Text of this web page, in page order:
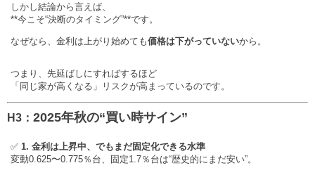
しかし結論から言えば、
**今こそ“決断のタイミング”**です。
なぜなら、金利は上がり始めても価格は下がっていないから。
つまり、先延ばしにすればするほど
「同じ家が高くなる」リスクが高まっているのです。
H3： 2025年秋の“買い時サイン”
✅ 1. 金利は上昇中、でもまだ固定化できる水準
変動0.625〜0.775％台、固定1.7％台は“歴史的にまだ安い”。